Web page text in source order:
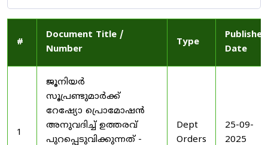
#
Document Title /
Number
Type
Published
Date
1
ജൂനിയർ
സൂപ്രണ്ടുമാർക്ക്
റേഷ്യോ പ്രൊമോഷൻ
അനുവദിച്ച് ഉത്തരവ്
പുറപ്പെടുവിക്കുന്നത് -
Dept
Orders
25-09-
2025